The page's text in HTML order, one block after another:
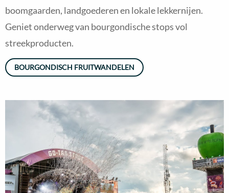
boomgaarden, landgoederen en lokale lekkernijen.
Geniet onderweg van bourgondische stops vol
streekproducten.
BOURGONDISCH FRUITWANDELEN